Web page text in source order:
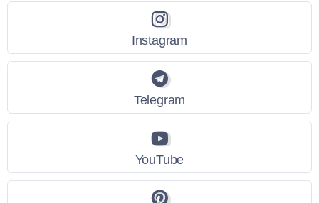
Instagram
Telegram
YouTube